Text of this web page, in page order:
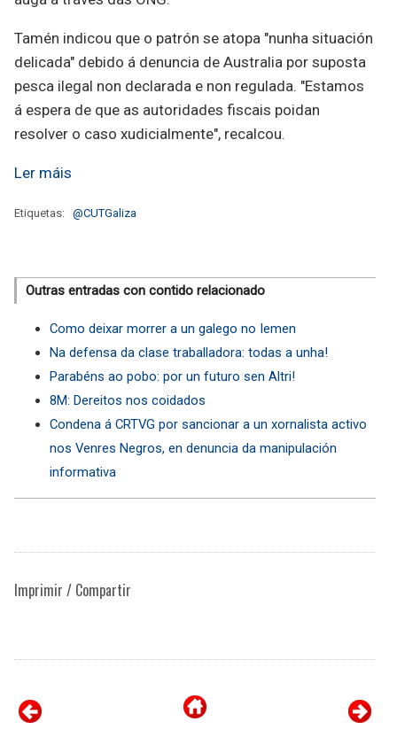
Tamén indicou que o patrón se atopa "nunha situación
delicada" debido á denuncia de Australia por suposta
pesca ilegal non declarada e non regulada. "Estamos
á espera de que as autoridades fiscais poidan
resolver o caso xudicialmente", recalcou.
Ler máis
Etiquetas: @CUTGaliza
Outras entradas con contido relacionado
Como deixar morrer a un galego no Iemen
Na defensa da clase traballadora: todas a unha!
Parabéns ao pobo: por un futuro sen Altri!
8M: Dereitos nos coidados
Condena á CRTVG por sancionar a un xornalista activo
nos Venres Negros, en denuncia da manipulación
informativa
Imprimir / Compartir